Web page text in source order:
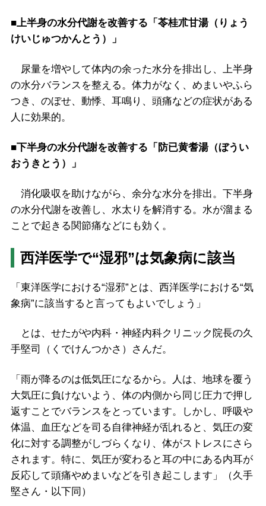
■上半身の水分代謝を改善する「苓桂朮甘湯（りょう
けいじゅつかんとう）」
尿量を増やして体内の余った水分を排出し、上半身
の水分バランスを整える。体力がなく、めまいやふら
つき、のぼせ、動悸、耳鳴り、頭痛などの症状がある
人に効果的。
■下半身の水分代謝を改善する「防已黄耆湯（ぼうい
おうきとう）」
消化吸収を助けながら、余分な水分を排出。下半身
の水分代謝を改善し、水太りを解消する。水が溜まる
ことで起きる関節痛などにも効く。
西洋医学で“湿邪”は気象病に該当
「東洋医学における“湿邪”とは、西洋医学における“気
象病”に該当すると言ってもよいでしょう」
とは、せたがや内科・神経内科クリニック院長の久
手堅司（くでけんつかさ）さんだ。
「雨が降るのは低気圧になるから。人は、地球を覆う
大気圧に負けないよう、体の内側から同じ圧力で押し
返すことでバランスをとっています。しかし、呼吸や
体温、血圧などを司る自律神経が乱れると、気圧の変
化に対する調整がしづらくなり、体がストレスにさら
されます。特に、気圧が変わると耳の中にある内耳が
反応して頭痛やめまいなどを引き起こします」（久手
堅さん・以下同）